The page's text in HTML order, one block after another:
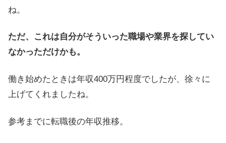
ね。
ただ、これは自分がそういった職場や業界を探してい
なかっただけかも。
働き始めたときは年収400万円程度でしたが、徐々に
上げてくれましたね。
参考までに転職後の年収推移。